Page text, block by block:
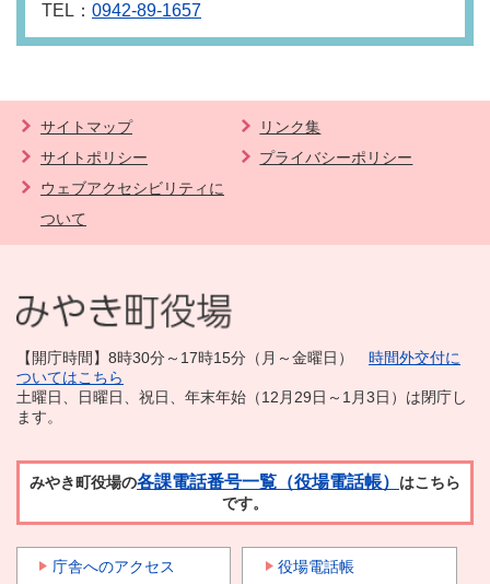
TEL： 0942-89-1657
サイトマップ
リンク集
サイトポリシー
プライバシーポリシー
ウェブアクセシビリティに
ついて
【開庁時間】8時30分～17時15分（月～金曜日） 時間外交付に
ついてはこちら
土曜日、日曜日、祝日、年末年始（12月29日～1月3日）は閉庁し
ます。
みやき町役場の各課電話番号一覧（役場電話帳） はこちら
です。
庁舎へのアクセス 役場電話帳